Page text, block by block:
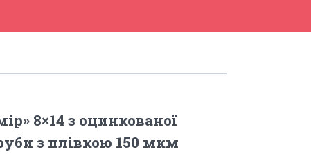
8×14 з оцинкованої
з плівкою 150 мкм